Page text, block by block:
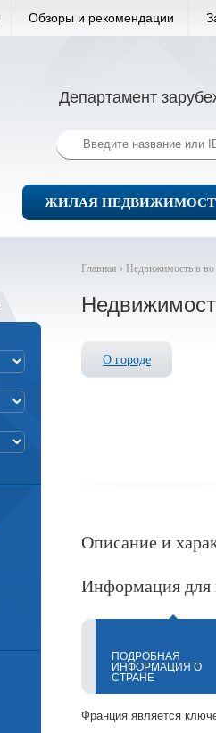
Обзоры и рекомендации
Департамент
ЖИЛАЯ
Главная › Недвижимость в
О городе
Описание и
Информация для
ПОДРОБНАЯ
ИНФОРМАЦИЯ О
СТРАНЕ
Франция является